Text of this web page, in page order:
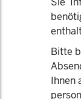
Bitte
Ihnen